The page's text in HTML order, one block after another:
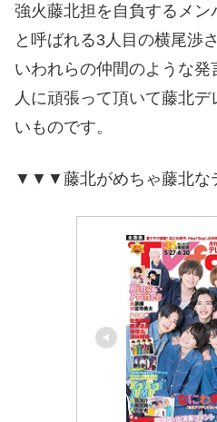
強火藤北担を自負するメン
と呼ばれる3人目の横尾渉
いわれらの仲間のような
人に頑張って頂いて藤北
いものです。
▼▼▼藤北がめちゃ藤北